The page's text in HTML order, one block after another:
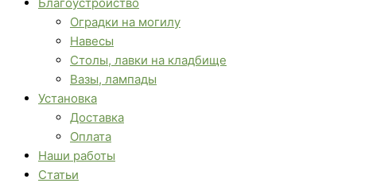
Оградки на могилу
Навесы
Столы, лавки на кладбище
Вазы, лампады
Установка
Доставка
Оплата
Наши работы
Статьи